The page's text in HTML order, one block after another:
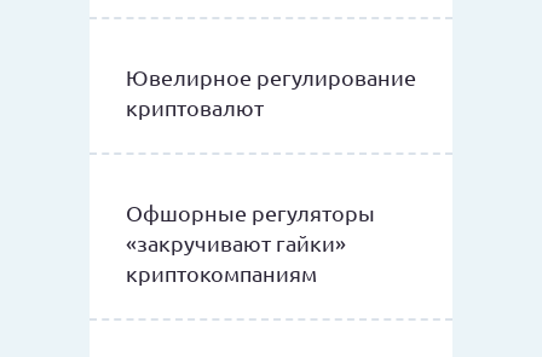
Ювелирное регулирование
криптовалют
Офшорные регуляторы
«закручивают гайки»
криптокомпаниям